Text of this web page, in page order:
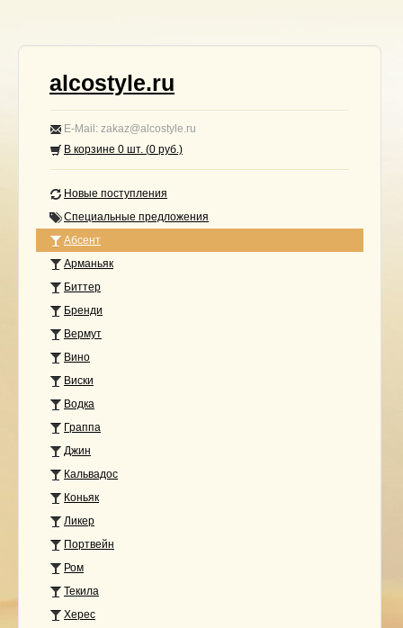
alcostyle.ru
E-Mail: zakaz@alcostyle.ru
В корзине 0 шт. (0 руб.)
Новые поступления
Специальные предложения
Абсент
Арманьяк
Биттер
Бренди
Вермут
Вино
Виски
Водка
Граппа
Джин
Кальвадос
Коньяк
Ликер
Портвейн
Ром
Текила
Херес